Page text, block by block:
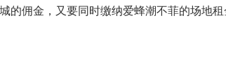
的佣金，又要同时缴纳爱蜂潮不菲的场地